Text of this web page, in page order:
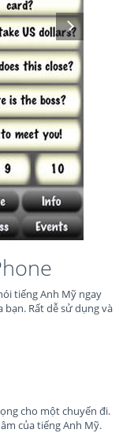
tiếng Anh Mỹ ngay
Rất dễ sử dụng và
cho một chuyến đi.
của tiếng Anh Mỹ.